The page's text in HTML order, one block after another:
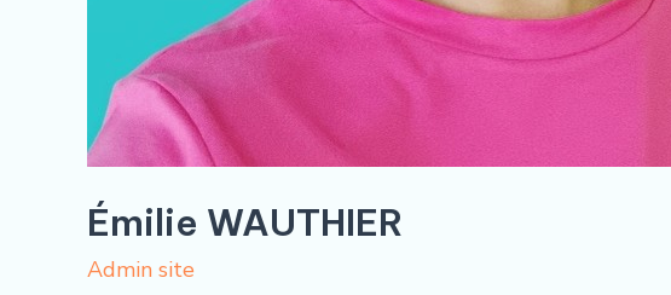
Émilie WAUTHIER
Admin site